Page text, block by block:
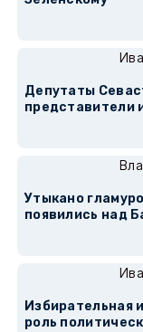
Депутаты
представители
Утыкано
появились над
Избирательная
роль